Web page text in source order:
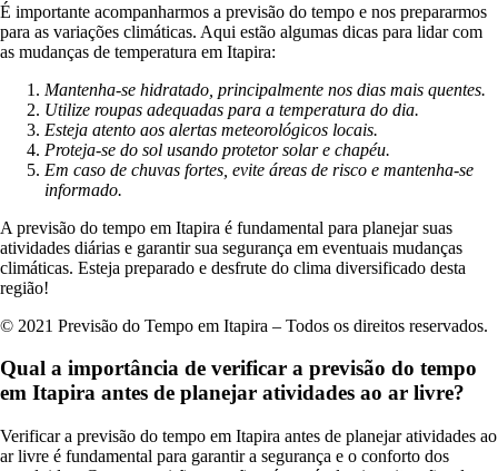
É importante acompanharmos a previsão do tempo e nos prepararmos
para as variações climáticas. Aqui estão algumas dicas para lidar com
as mudanças de temperatura em Itapira:
Mantenha-se hidratado, principalmente nos dias mais quentes.
Utilize roupas adequadas para a temperatura do dia.
Esteja atento aos alertas meteorológicos locais.
Proteja-se do sol usando protetor solar e chapéu.
Em caso de chuvas fortes, evite áreas de risco e mantenha-se
informado.
A previsão do tempo em Itapira é fundamental para planejar suas
atividades diárias e garantir sua segurança em eventuais mudanças
climáticas. Esteja preparado e desfrute do clima diversificado desta
região!
© 2021 Previsão do Tempo em Itapira – Todos os direitos reservados.
Qual a importância de verificar a previsão do tempo
em Itapira antes de planejar atividades ao ar livre?
Verificar a previsão do tempo em Itapira antes de planejar atividades ao
ar livre é fundamental para garantir a segurança e o conforto dos